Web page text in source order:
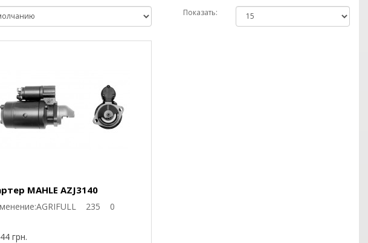
Показать:
MAHLE AZJ3140
235 0
грн.